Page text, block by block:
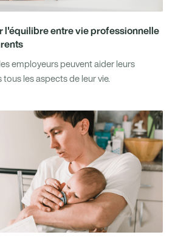
l'équilibre entre vie professionnelle
employeurs peuvent aider leurs
tous les aspects de leur vie.